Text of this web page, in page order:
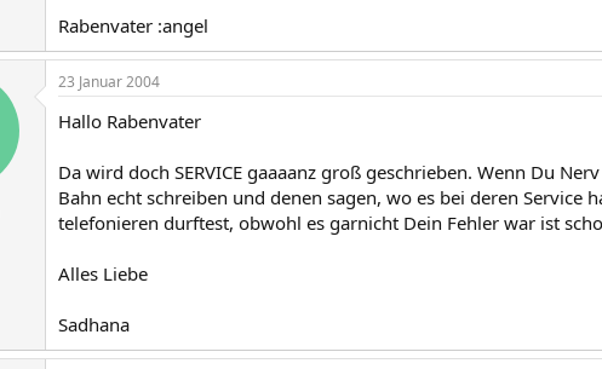
Rabenvater :angel
23 Januar 2004
Hallo Rabenvater
Da wird doch SERVICE gaaaanz groß geschrieben. Wenn Du
Bahn echt schreiben und denen sagen, wo es bei deren Service
telefonieren durftest, obwohl es garnicht Dein Fehler war ist
Alles Liebe
Sadhana